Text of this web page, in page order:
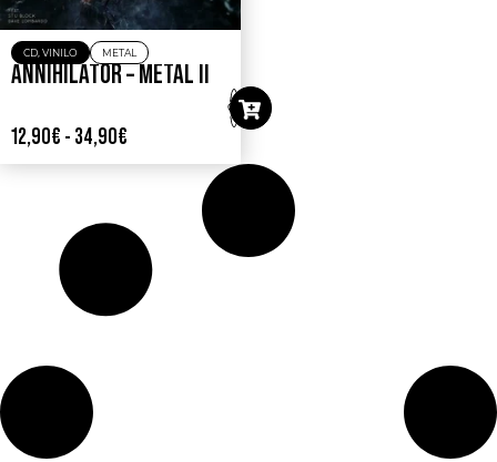
CD, VINILO METAL
ANNIHILATOR – METAL II
12,90€ - 34,90€